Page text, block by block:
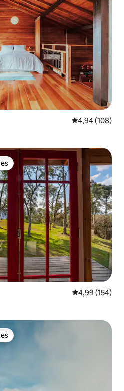
Calificación
4,94 (108)
más destacados
Calificación
4,99 (154)
más destacados